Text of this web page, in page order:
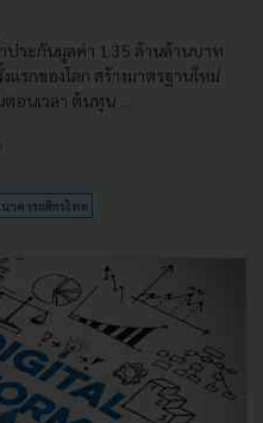
ประกันมูลค่า 1.35 ล้านล้านบาท
แรกของโลก สร้างมาตรฐานใหม่
นเวลา ต้นทุน ...
นาคารกสิกรไทย